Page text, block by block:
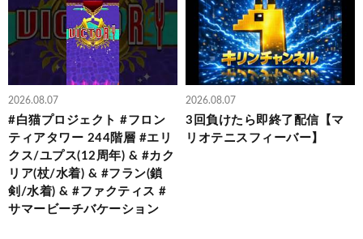
2026.08.07
#白猫プロジェクト #フロン
ティアタワー 244階層 #エリ
クス/ユプス(12周年) & #カク
リア(杖/水着) & #フラン(鎖
剣/水着) & #ファクティス #
サマービーチバケーション
2026.08.07
3回負けたら即終了配信【マ
リオテニスフィーバー】